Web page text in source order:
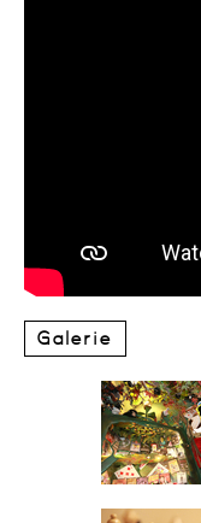
Galerie